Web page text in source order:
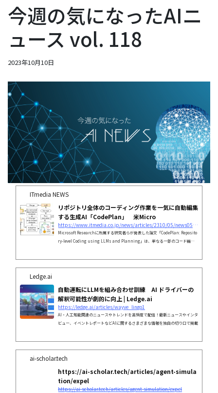
今週の気になったAIニ
ュース vol. 118
2023年10月10日
ITmedia NEWS
リポジトリ全体のコーディング作業を一気に自動編集
する生成AI「CodePlan」 米Micro
https://www.itmedia.co.jp/news/articles/2310/05/news051.html
Microsoft Researchに所属する研究者らが発表した論文「CodePlan: Reposito
ry-level Coding using LLMs and Planning」は、単なる一部のコード編集
Ledge.ai
自動運転にLLMを組み合わせ訓練 AI ドライバーの
解釈可能性が劇的に向上 | Ledge.ai
https://ledge.ai/articles/wayve_lingo1
AI・人工知能関連のニュースやトレンドを高頻度で配信！最新ニュースやインタ
ビュー、イベントレポートなどAIに関するさまざまな情報を独自の切り口で掲載
ai-scholar.tech
https://ai-scholar.tech/articles/agent-simula
tion/expel
https://ai-scholar.tech/articles/agent-simulation/expel